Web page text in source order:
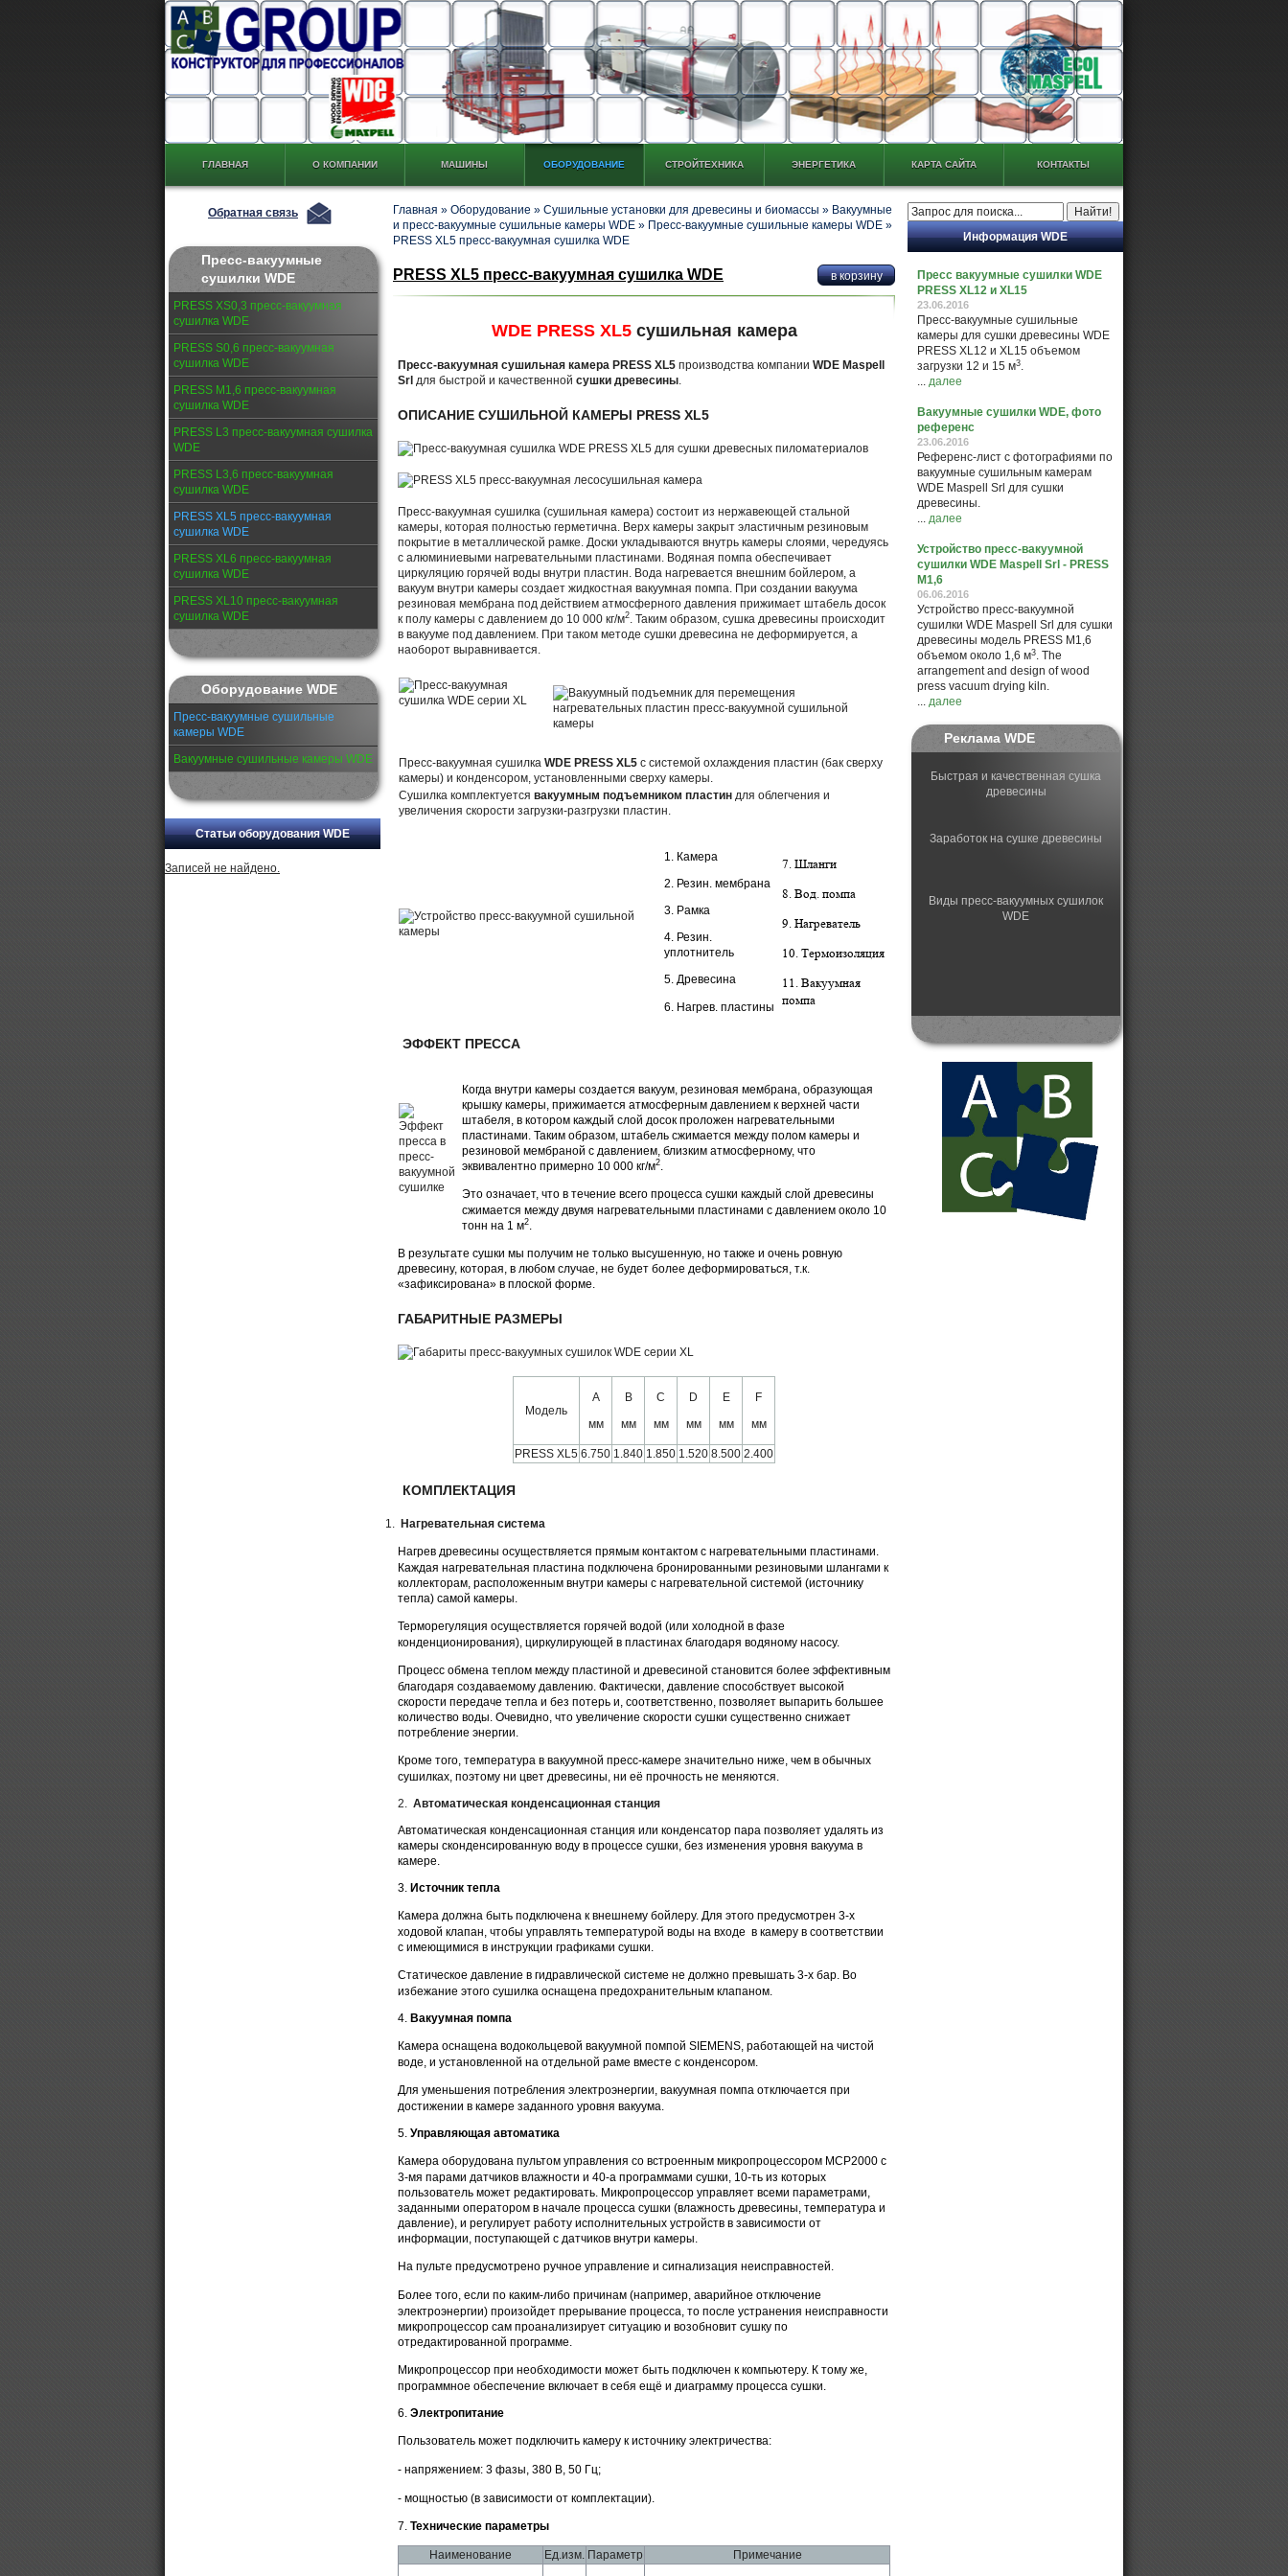
ГЛАВНАЯ О КОМПАНИИ МАШИНЫ ОБОРУДОВАНИЕ СТРОЙТЕХНИКА ЭНЕРГЕТИКА КАРТА САЙТА КОНТАКТЫ
Обратная связь
Пресс-вакуумные
сушилки WDE
PRESS XS0,3 пресс-вакуумная
сушилка WDE
PRESS S0,6 пресс-вакуумная
сушилка WDE
PRESS M1,6 пресс-вакуумная
сушилка WDE
PRESS L3 пресс-вакуумная сушилка
WDE
PRESS L3,6 пресс-вакуумная
сушилка WDE
PRESS XL5 пресс-вакуумная
сушилка WDE
PRESS XL6 пресс-вакуумная
сушилка WDE
PRESS XL10 пресс-вакуумная
сушилка WDE
Оборудование WDE
Пресс-вакуумные сушильные
камеры WDE
Вакуумные сушильные камеры WDE
Статьи оборудования WDE
Записей не найдено.
Главная » Оборудование » Сушильные установки для древесины и биомассы » Вакуумные
и пресс-вакуумные сушильные камеры WDE » Пресс-вакуумные сушильные камеры WDE »
PRESS XL5 пресс-вакуумная сушилка WDE
PRESS XL5 пресс-вакуумная сушилка WDE
WDE PRESS XL5сушильная камера
Пресс-вакуумная сушильная камера PRESS XL5 производства компании WDE Maspell
Srl для быстрой и качественной сушки древесины.
ОПИСАНИЕ СУШИЛЬНОЙ КАМЕРЫ PRESS XL5
Пресс-вакуумная сушилка (сушильная камера) состоит из нержавеющей стальной
камеры, которая полностью герметична. Верх камеры закрыт эластичным резиновым
покрытие в металлической рамке. Доски укладываются внутрь камеры слоями, чередуясь
с алюминиевыми нагревательными пластинами. Водяная помпа обеспечивает
циркуляцию горячей воды внутри пластин. Вода нагревается внешним бойлером, а
вакуум внутри камеры создает жидкостная вакуумная помпа. При создании вакуума
резиновая мембрана под действием атмосферного давления прижимает штабель досок
к полу камеры с давлением до 10 000 кг/м2. Таким образом, сушка древесины происходит
в вакууме под давлением. При таком методе сушки древесина не деформируется, а
наоборот выравнивается.
Пресс-вакуумная сушилка WDE PRESS XL5 с системой охлаждения пластин (бак сверху
камеры) и конденсором, установленными сверху камеры.
Сушилка комплектуется вакуумным подъемником пластин для облегчения и
увеличения скорости загрузки-разгрузки пластин.
1. Камера
2. Резин. мембрана
3. Рамка
4. Резин.
уплотнитель
5. Древесина
6. Нагрев. пластины
7. Шланги
8. Вод. помпа
9. Нагреватель
10. Термоизоляция
11. Вакуумная
помпа
ЭФФЕКТ ПРЕССА
Когда внутри камеры создается вакуум, резиновая мембрана, образующая
крышку камеры, прижимается атмосферным давлением к верхней части
штабеля, в котором каждый слой досок проложен нагревательными
пластинами. Таким образом, штабель сжимается между полом камеры и
резиновой мембраной с давлением, близким атмосферному, что
эквивалентно примерно 10 000 кг/м2
Это означает, что в течение всего процесса сушки каждый слой древесины
сжимается между двумя нагревательными пластинами с давлением около 10
тонн на 1 м2
В результате сушки мы получим не только высушенную, но также и очень ровную
древесину, которая, в любом случае, не будет более деформироваться, т.к.
«зафиксирована» в плоской форме.
ГАБАРИТНЫЕ РАЗМЕРЫ
Модель
A
мм
B
мм
C
мм
D
мм
E
мм
F
мм
PRESS XL5 6.750 1.840 1.850 1.520 8.500 2.400
КОМПЛЕКТАЦИЯ
Нагревательная система
Нагрев древесины осуществляется прямым контактом с нагревательными пластинами.
Каждая нагревательная пластина подключена бронированными резиновыми шлангами к
коллекторам, расположенным внутри камеры с нагревательной системой (источнику
тепла) самой камеры.
Терморегуляция осуществляется горячей водой (или холодной в фазе
конденционирования), циркулирующей в пластинах благодаря водяному насосу.
Процесс обмена теплом между пластиной и древесиной становится более эффективным
благодаря создаваемому давлению. Фактически, давление способствует высокой
скорости передаче тепла и без потерь и, соответственно, позволяет выпарить большее
количество воды. Очевидно, что увеличение скорости сушки существенно снижает
потребление энергии.
Кроме того, температура в вакуумной пресс-камере значительно ниже, чем в обычных
сушилках, поэтому ни цвет древесины, ни её прочность не меняются.
2. Автоматическая конденсационная станция
Автоматическая конденсационная станция или конденсатор пара позволяет удалять из
камеры сконденсированную воду в процессе сушки, без изменения уровня вакуума в
камере.
3. Источник тепла
Камера должна быть подключена к внешнему бойлеру. Для этого предусмотрен 3-х
ходовой клапан, чтобы управлять температурой воды на входе в камеру в соответствии
с имеющимися в инструкции графиками сушки.
Статическое давление в гидравлической системе не должно превышать 3-х бар. Во
избежание этого сушилка оснащена предохранительным клапаном.
4. Вакуумная помпа
Камера оснащена водокольцевой вакуумной помпой SIEMENS, работающей на чистой
воде, и установленной на отдельной раме вместе с конденсором.
Для уменьшения потребления электроэнергии, вакуумная помпа отключается при
достижении в камере заданного уровня вакуума.
5. Управляющая автоматика
Камера оборудована пультом управления со встроенным микропроцессором МСР2000 с
3-мя парами датчиков влажности и 40-а программами сушки, 10-ть из которых
пользователь может редактировать. Микропроцессор управляет всеми параметрами,
заданными оператором в начале процесса сушки (влажность древесины, температура и
давление), и регулирует работу исполнительных устройств в зависимости от
информации, поступающей с датчиков внутри камеры.
На пульте предусмотрено ручное управление и сигнализация неисправностей.
Более того, если по каким-либо причинам (например, аварийное отключение
электроэнергии) произойдет прерывание процесса, то после устранения неисправности
микропроцессор сам проанализирует ситуацию и возобновит сушку по
отредактированной программе.
Микропроцессор при необходимости может быть подключен к компьютеру. К тому же,
программное обеспечение включает в себя ещё и диаграмму процесса сушки.
6. Электропитание
Пользователь может подключить камеру к источнику электричества:
- напряжением: 3 фазы, 380 В, 50 Гц;
- мощностью (в зависимости от комплектации).
7. Технические параметры
Наименование Ед.изм. Параметр Примечание
Информация WDE
Пресс вакуумные сушилки WDE
PRESS XL12 и XL15
23.06.2016
Пресс-вакуумные сушильные
камеры для сушки древесины WDE
PRESS XL12 и XL15 объемом
загрузки 12 и 15 м3.
... далее
Вакуумные сушилки WDE, фото
референс
23.06.2016
Референс-лист с фотографиями по
вакуумные сушильным камерам
WDE Maspell Srl для сушки
древесины.
... далее
Устройство пресс-вакуумной
сушилки WDE Maspell Srl - PRESS
M1,6
06.06.2016
Устройство пресс-вакуумной
сушилки WDE Maspell Srl для сушки
древесины модель PRESS M1,6
объемом около 1,6 м3. The
arrangement and design of wood
press vacuum drying kiln.
... далее
Реклама WDE
Быстрая и качественная сушка
древесины
Заработок на сушке древесины
Виды пресс-вакуумных сушилок
WDE